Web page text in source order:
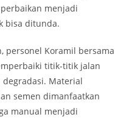
menjadi
bisa ditunda.
personel Koramil bersama
titik-titik jalan
Material
semen dimanfaatkan
manual menjadi